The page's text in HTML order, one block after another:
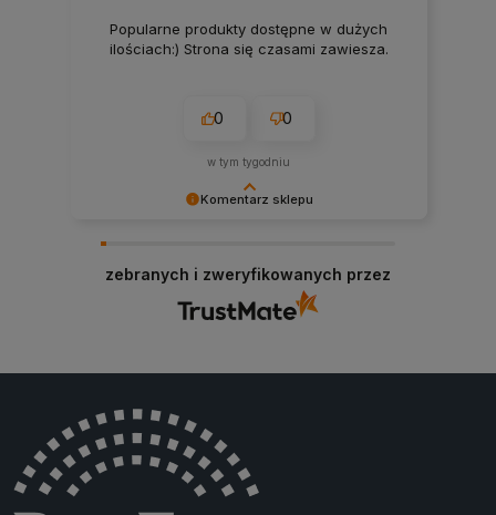
Komentarz sklepu
oczekiwania. Zapraszamy ponownie!
Popularne produkty dostępne w dużych
ilościach:) Strona się czasami zawiesza.
0 0
w tym tygodniu
zebranych i zweryfikowanych przez